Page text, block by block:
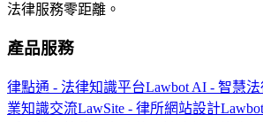
法律服務零距離。
產品服務
律點通 - 法律知識平台Lawbot AI - 智慧
業知識交流LawSite - 律所網站設計